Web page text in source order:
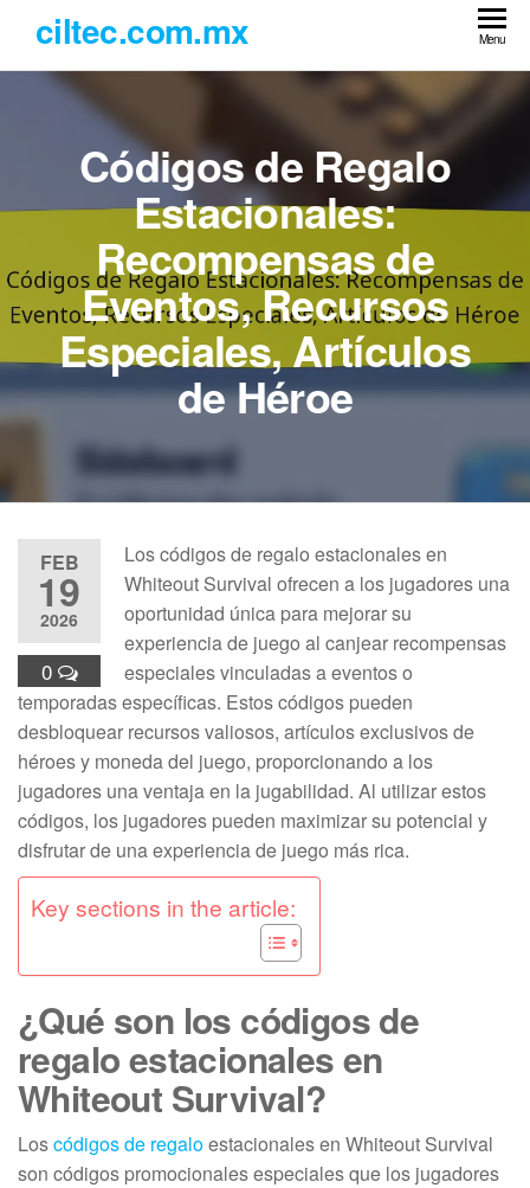
the
ciltec.com.mx Menu
Códigos de Regalo
Estacionales:
Recompensas de
Eventos, Recursos
Especiales, Artículos
de Héroe
FEB
19
2026
0
Los códigos de regalo estacionales en
Whiteout Survival ofrecen a los jugadores una
oportunidad única para mejorar su
experiencia de juego al canjear recompensas
especiales vinculadas a eventos o
temporadas específicas. Estos códigos pueden
desbloquear recursos valiosos, artículos exclusivos de
héroes y moneda del juego, proporcionando a los
jugadores una ventaja en la jugabilidad. Al utilizar estos
códigos, los jugadores pueden maximizar su potencial y
disfrutar de una experiencia de juego más rica.
Key sections in the article:
¿Qué son los códigos de
regalo estacionales en
Whiteout Survival?
Loscódigos de regaloestacionales en Whiteout Survival
son códigos promocionales especiales que los jugadores